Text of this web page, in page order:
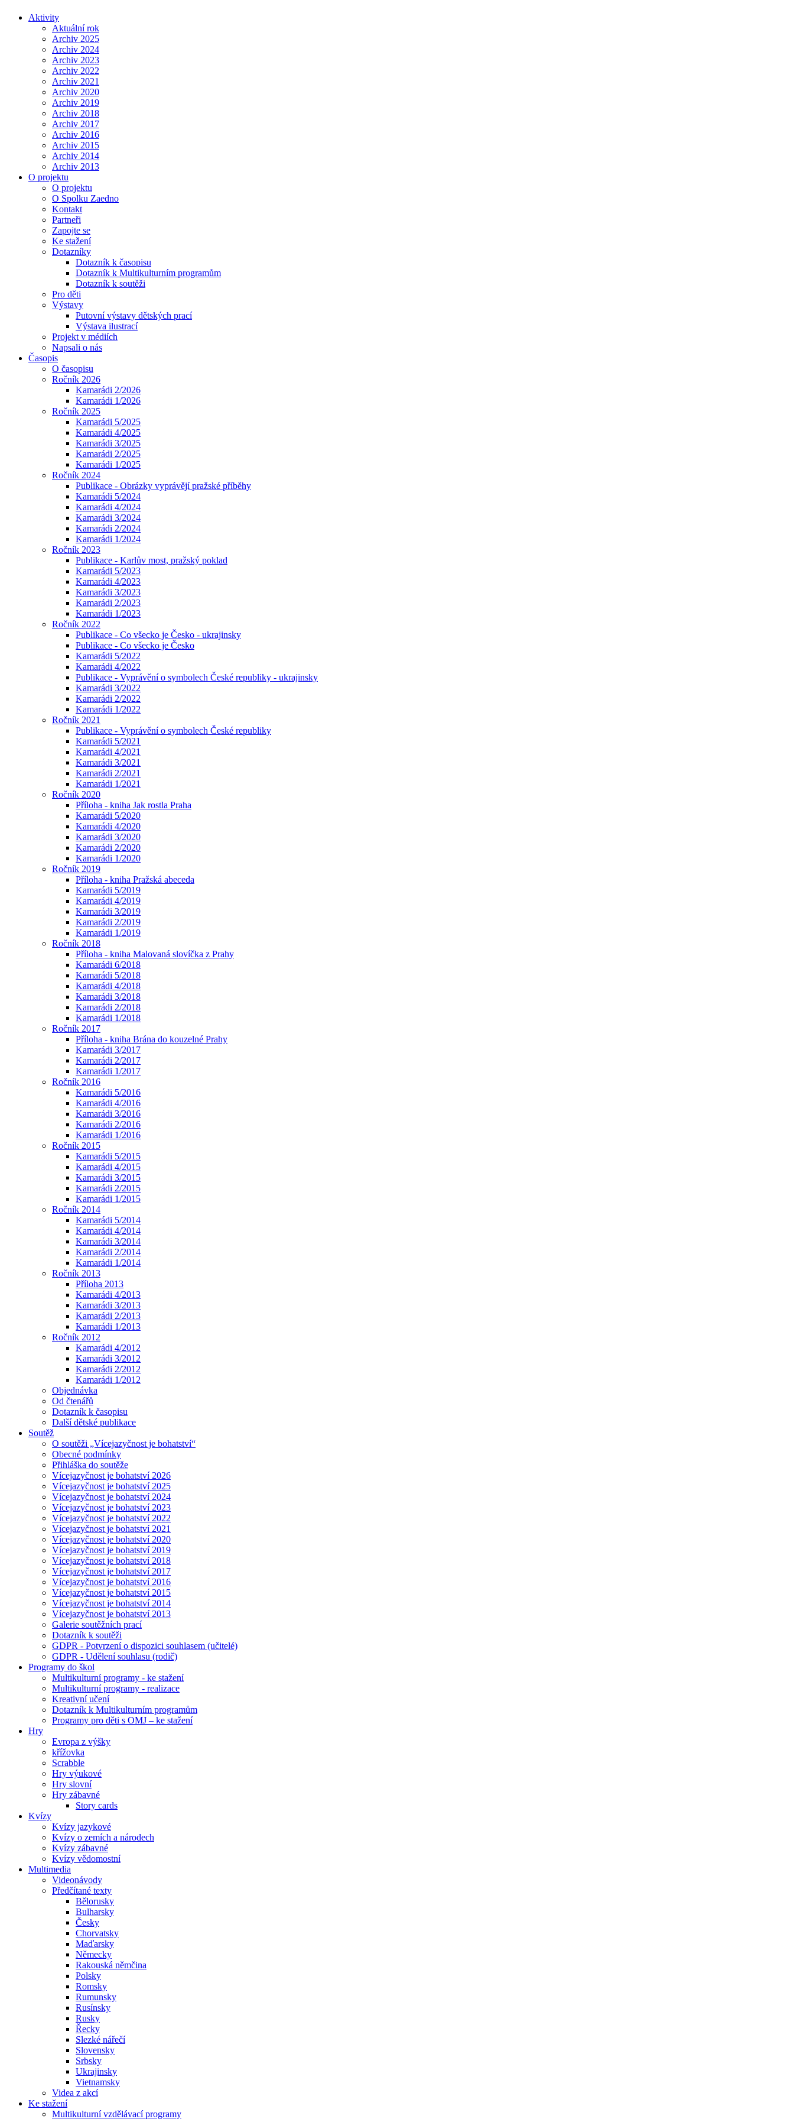
Aktivity
Aktuální rok
Archiv 2025
Archiv 2024
Archiv 2023
Archiv 2022
Archiv 2021
Archiv 2020
Archiv 2019
Archiv 2018
Archiv 2017
Archiv 2016
Archiv 2015
Archiv 2014
Archiv 2013
O projektu
O projektu
O Spolku Zaedno
Kontakt
Partneři
Zapojte se
Ke stažení
Dotazníky
Dotazník k časopisu
Dotazník k Multikulturním programům
Dotazník k soutěži
Pro děti
Výstavy
Putovní výstavy dětských prací
Výstava ilustrací
Projekt v médiích
Napsali o nás
Časopis
O časopisu
Ročník 2026
Kamarádi 2/2026
Kamarádi 1/2026
Ročník 2025
Kamarádi 5/2025
Kamarádi 4/2025
Kamarádi 3/2025
Kamarádi 2/2025
Kamarádi 1/2025
Ročník 2024
Publikace - Obrázky vyprávějí pražské příběhy
Kamarádi 5/2024
Kamarádi 4/2024
Kamarádi 3/2024
Kamarádi 2/2024
Kamarádi 1/2024
Ročník 2023
Publikace - Karlův most, pražský poklad
Kamarádi 5/2023
Kamarádi 4/2023
Kamarádi 3/2023
Kamarádi 2/2023
Kamarádi 1/2023
Ročník 2022
Publikace - Co všecko je Česko - ukrajinsky
Publikace - Co všecko je Česko
Kamarádi 5/2022
Kamarádi 4/2022
Publikace - Vyprávění o symbolech České republiky - ukrajinsky
Kamarádi 3/2022
Kamarádi 2/2022
Kamarádi 1/2022
Ročník 2021
Publikace - Vyprávění o symbolech České republiky
Kamarádi 5/2021
Kamarádi 4/2021
Kamarádi 3/2021
Kamarádi 2/2021
Kamarádi 1/2021
Ročník 2020
Příloha - kniha Jak rostla Praha
Kamarádi 5/2020
Kamarádi 4/2020
Kamarádi 3/2020
Kamarádi 2/2020
Kamarádi 1/2020
Ročník 2019
Příloha - kniha Pražská abeceda
Kamarádi 5/2019
Kamarádi 4/2019
Kamarádi 3/2019
Kamarádi 2/2019
Kamarádi 1/2019
Ročník 2018
Příloha - kniha Malovaná slovíčka z Prahy
Kamarádi 6/2018
Kamarádi 5/2018
Kamarádi 4/2018
Kamarádi 3/2018
Kamarádi 2/2018
Kamarádi 1/2018
Ročník 2017
Příloha - kniha Brána do kouzelné Prahy
Kamarádi 3/2017
Kamarádi 2/2017
Kamarádi 1/2017
Ročník 2016
Kamarádi 5/2016
Kamarádi 4/2016
Kamarádi 3/2016
Kamarádi 2/2016
Kamarádi 1/2016
Ročník 2015
Kamarádi 5/2015
Kamarádi 4/2015
Kamarádi 3/2015
Kamarádi 2/2015
Kamarádi 1/2015
Ročník 2014
Kamarádi 5/2014
Kamarádi 4/2014
Kamarádi 3/2014
Kamarádi 2/2014
Kamarádi 1/2014
Ročník 2013
Příloha 2013
Kamarádi 4/2013
Kamarádi 3/2013
Kamarádi 2/2013
Kamarádi 1/2013
Ročník 2012
Kamarádi 4/2012
Kamarádi 3/2012
Kamarádi 2/2012
Kamarádi 1/2012
Objednávka
Od čtenářů
Dotazník k časopisu
Další dětské publikace
Soutěž
O soutěži „Vícejazyčnost je bohatství“
Obecné podmínky
Přihláška do soutěže
Vícejazyčnost je bohatství 2026
Vícejazyčnost je bohatství 2025
Vícejazyčnost je bohatství 2024
Vícejazyčnost je bohatství 2023
Vícejazyčnost je bohatství 2022
Vícejazyčnost je bohatství 2021
Vícejazyčnost je bohatství 2020
Vícejazyčnost je bohatství 2019
Vícejazyčnost je bohatství 2018
Vícejazyčnost je bohatství 2017
Vícejazyčnost je bohatství 2016
Vícejazyčnost je bohatství 2015
Vícejazyčnost je bohatství 2014
Vícejazyčnost je bohatství 2013
Galerie soutěžních prací
Dotazník k soutěži
GDPR - Potvrzení o dispozici souhlasem (učitelé)
GDPR - Udělení souhlasu (rodič)
Programy do škol
Multikulturní programy - ke stažení
Multikulturní programy - realizace
Kreativní učení
Dotazník k Multikulturním programům
Programy pro děti s OMJ – ke stažení
Hry
Evropa z výšky
křížovka
Scrabble
Hry výukové
Hry slovní
Hry zábavné
Story cards
Kvízy
Kvízy jazykové
Kvízy o zemích a národech
Kvízy zábavné
Kvízy vědomostní
Multimedia
Videonávody
Předčítané texty
Bělorusky
Bulharsky
Česky
Chorvatsky
Maďarsky
Německy
Rakouská němčina
Polsky
Romsky
Rumunsky
Rusínsky
Rusky
Řecky
Slezké nářečí
Slovensky
Srbsky
Ukrajinsky
Vietnamsky
Videa z akcí
Ke stažení
Multikulturní vzdělávací programy